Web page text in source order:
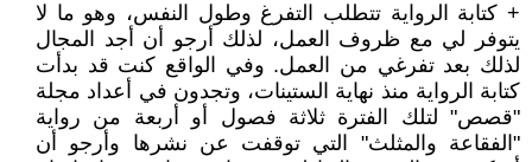
+ كتابة الرواية تتطلب التفرغ وطول النفس، وهو ما لا
يتوفر لي مع ظروف العمل، لذلك أرجو أن أجد المجال
لذلك بعد تفرغي من العمل. وفي الواقع كنت قد بدأت
كتابة الرواية منذ نهاية الستينات، وتجدون في أعداد مجلة
"قصص" لتلك الفترة ثلاثة فصول أو أربعة من رواية
"الفقاعة والمثلث" التي توقفت عن نشرها وأرجو أن